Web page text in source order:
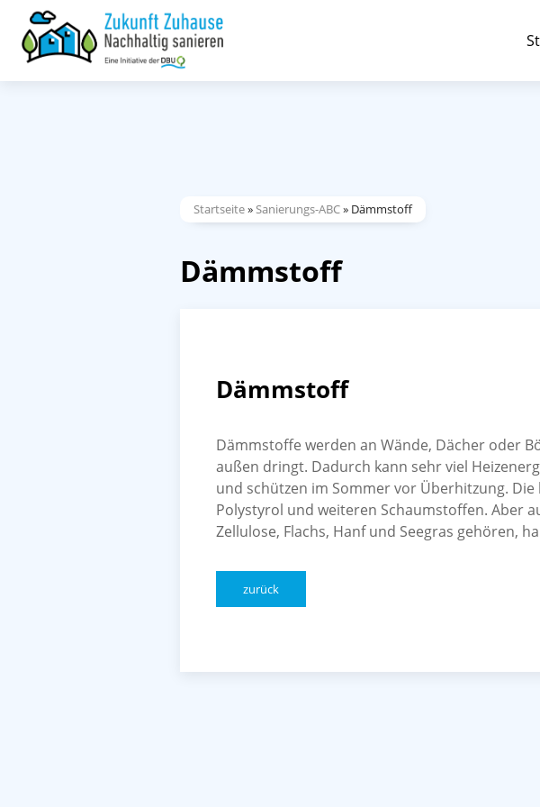
Startseite»Sanierungs-ABC» Dämmstoff
Dämmstoff
Dämmstoff
Dämmstoffe werden an Wände, Dächer oder
außen dringt. Dadurch kann sehr viel
und schützen im Sommer vor Überhitzung.
Polystyrol und weiteren Schaumstoffen. Aber
Zellulose, Flachs, Hanf und Seegras gehören,
zurück